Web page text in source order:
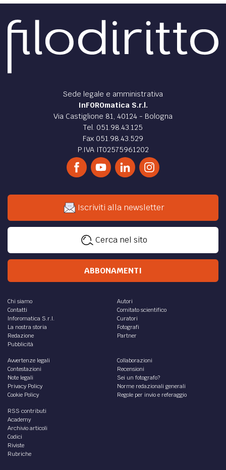
Sede legale e amministrativa
InFOROmatica S.r.l.
Via Castiglione 81, 40124 - Bologna
Tel. 051.98.43.125
Fax 051.98.43.529
P.IVA IT02575961202
Iscriviti alla newsletter
Cerca nel sito
ABBONAMENTI
Chi siamo
Contatti
Inforomatica S.r.l.
La nostra storia
Redazione
Pubblicità
Autori
Comitato scientifico
Curatori
Fotografi
Partner
Avvertenze legali
Contestazioni
Note legali
Privacy Policy
Cookie Policy
Collaborazioni
Recensioni
Sei un fotografo?
Norme redazionali generali
Regole per invio e referaggio
RSS contributi
Academy
Archivio articoli
Codici
Riviste
Rubriche